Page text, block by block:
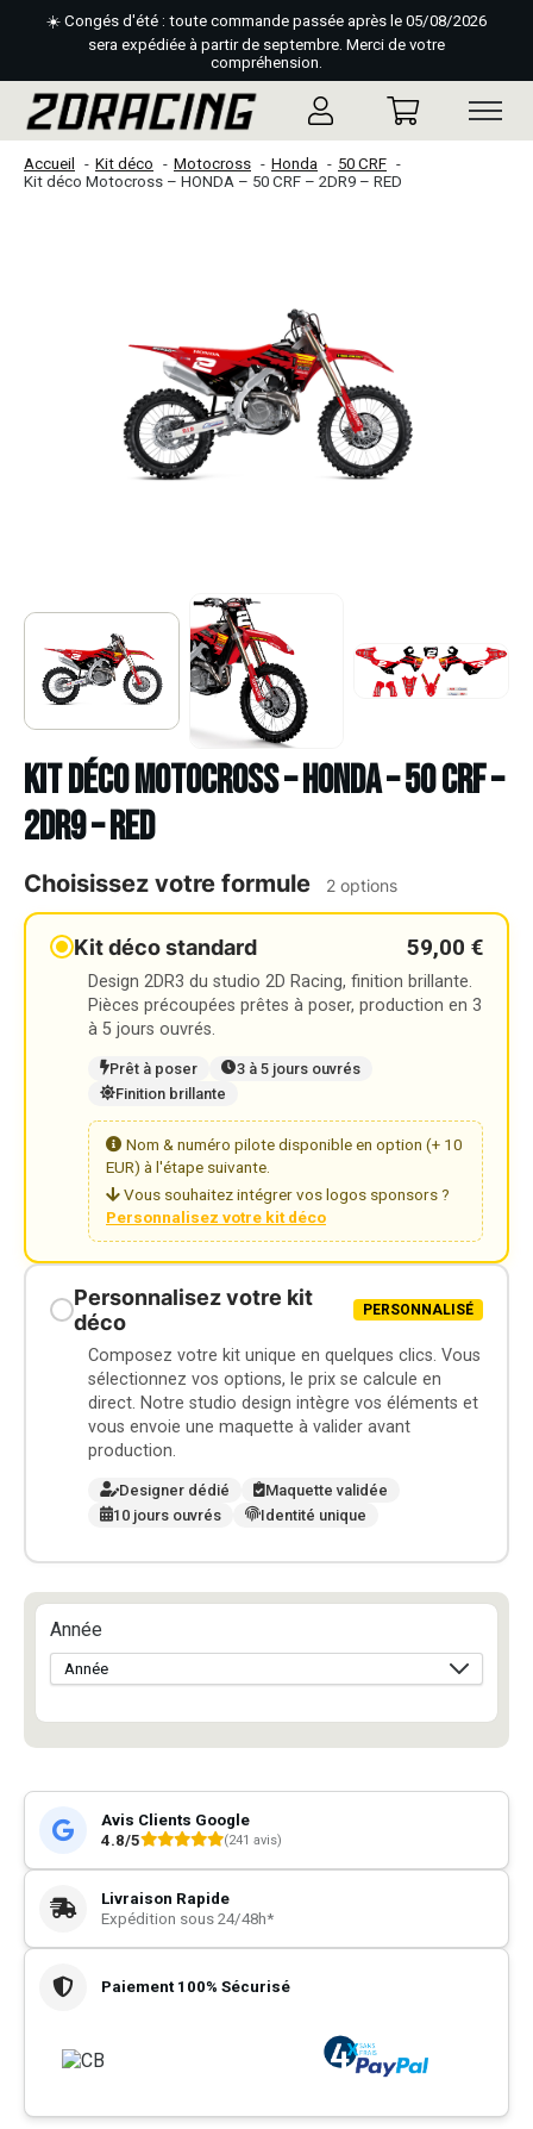
☀️ Congés d'été : toute commande passée après le 05/08/2026
sera expédiée à partir de septembre. Merci de votre
compréhension.
Accueil Kit déco Motocross Honda
50 CRF
Kit déco Motocross – HONDA – 50 CRF – 2DR9 – RED
Kit déco Motocross – HONDA – 50 CRF –
2DR9 – RED
Choisissez votre formule 2 options
Kit déco standard 59,00 €
Design 2DR3 du studio 2D Racing, finition brillante.
Pièces précoupées prêtes à poser, production en 3
à 5 jours ouvrés.
Prêt à poser
3 à 5 jours ouvrés
Finition brillante
Nom & numéro pilote disponible en option (+ 10
EUR) à l'étape suivante.
Vous souhaitez intégrer vos logos sponsors ?
Personnalisez votre kit déco
Personnalisez votre kit
déco
PERSONNALISÉ
Composez votre kit unique en quelques clics. Vous
sélectionnez vos options, le prix se calcule en
direct. Notre studio design intègre vos éléments et
vous envoie une maquette à valider avant
production.
Designer dédié
Maquette validée
10 jours ouvrés
Identité unique
Année
Avis Clients Google
4.8/5
(241 avis)
Livraison Rapide
Expédition sous 24/48h*
Paiement 100% Sécurisé